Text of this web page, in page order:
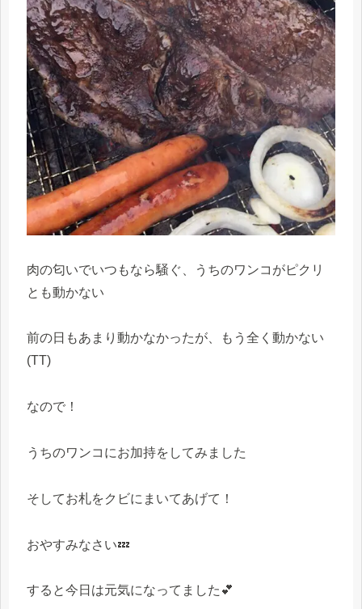
肉の匂いでいつもなら騒ぐ、うちのワンコがピクリ
とも動かない
前の日もあまり動かなかったが、もう全く動かない
(TT)
なので！
うちのワンコにお加持をしてみました
そしてお札をクビにまいてあげて！
おやすみなさい💤
すると今日は元気になってました💕